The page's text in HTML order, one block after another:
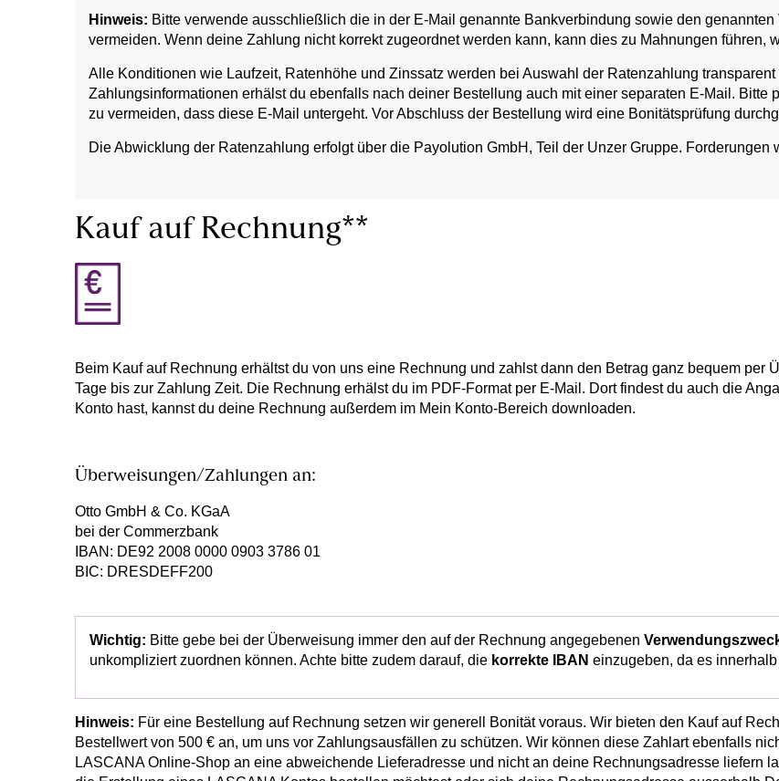
Hinweis: Bitte verwende ausschließlich die in der E-Mail genannte Bankverbindung sowie den
vermeiden. Wenn deine Zahlung nicht korrekt zugeordnet werden kann, kann dies zu Mahnungen führen,
Alle Konditionen wie Laufzeit, Ratenhöhe und Zinssatz werden bei Auswahl der Ratenzahlung
Zahlungsinformationen erhälst du ebenfalls nach deiner Bestellung auch mit einer separaten E-Mail. Bitte
zu vermeiden, dass diese E-Mail untergeht. Vor Abschluss der Bestellung wird eine Bonitätsprüfung
Die Abwicklung der Ratenzahlung erfolgt über die Payolution GmbH, Teil der Unzer Gruppe. Forderungen
Kauf auf Rechnung**
Beim Kauf auf Rechnung erhältst du von uns eine Rechnung und zahlst dann den Betrag ganz bequem per
Tage bis zur Zahlung Zeit. Die Rechnung erhälst du im PDF-Format per E-Mail. Dort findest du auch die
Konto hast, kannst du deine Rechnung außerdem im Mein Konto-Bereich downloaden.
Überweisungen/Zahlungen an:
Otto GmbH & Co. KGaA
bei der Commerzbank
IBAN: DE92 2008 0000 0903 3786 01
BIC: DRESDEFF200
Wichtig: Bitte gebe bei der Überweisung immer den auf der Rechnung angegebenen
unkompliziert zuordnen können. Achte bitte zudem darauf, die korrekte IBAN einzugeben, da es
Hinweis: Für eine Bestellung auf Rechnung setzen wir generell Bonität voraus. Wir bieten den Kauf auf
Bestellwert von 500 € an, um uns vor Zahlungsausfällen zu schützen. Wir können diese Zahlart ebenfalls
LASCANA Online-Shop an eine abweichende Lieferadresse und nicht an deine Rechnungsadresse liefern